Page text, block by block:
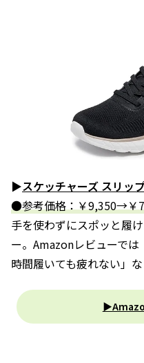
▶スケッチャーズ スリッ
●参考価格：￥9,350→￥
手を使わずにスポッと履
ー。Amazonレビューで
時間履いても疲れない」